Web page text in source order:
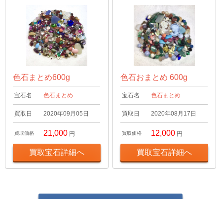
色石まとめ600g
宝石名 色石まとめ
買取日 2020年09月05日
買取価格 21,000 円
買取宝石詳細へ
色石おまとめ 600g
宝石名 色石まとめ
買取日 2020年08月17日
買取価格 12,000 円
買取宝石詳細へ